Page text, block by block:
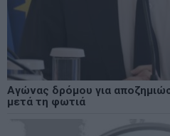
Αγώνας δρόμου για
μετά τη φωτιά